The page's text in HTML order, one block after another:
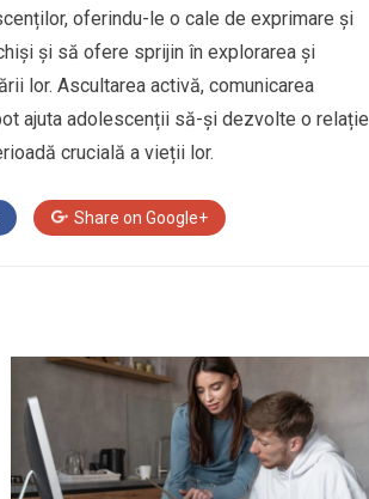
oferindu-le o cale de exprimare și
și să ofere sprijin în explorarea și
lor. Ascultarea activă, comunicarea
ajuta adolescenții să-și dezvolte o relație
crucială a vieții lor.
Share on Google+